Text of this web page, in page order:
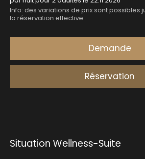
Situation Wellness-Suite